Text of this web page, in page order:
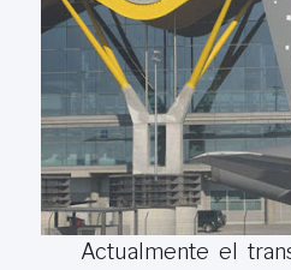
Actualmente el